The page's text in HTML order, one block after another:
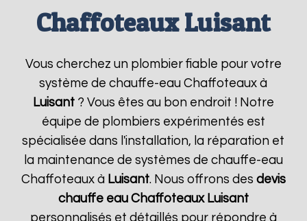
Chaffoteaux Luisant
Vous cherchez un plombier fiable pour votre
système de chauffe-eau Chaffoteaux à
Luisant? Vous êtes au bon endroit ! Notre
équipe de plombiers expérimentés est
spécialisée dans l'installation, la réparation et
la maintenance de systèmes de chauffe-eau
Chaffoteaux à Luisant. Nous offrons des devis
chauffe eau Chaffoteaux Luisant
personnalisés et détaillés pour répondre à